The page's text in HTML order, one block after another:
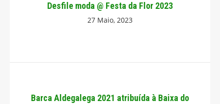
Desfile moda @ Festa da Flor 2023
27 Maio, 2023
Barca Aldegalega 2021 atribuída à Baixa do